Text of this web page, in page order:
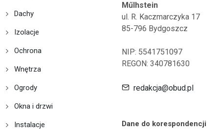
Dachy
Izolacje
Ochrona
Wnętrza
Ogrody
Okna i drzwi
Instalacje
Műlhstein
ul. R. Kaczmarczyka 17
85-796 Bydgoszcz
NIP: 5541751097
REGON: 340781630
redakcja@obud.pl
Dane do korespondencji